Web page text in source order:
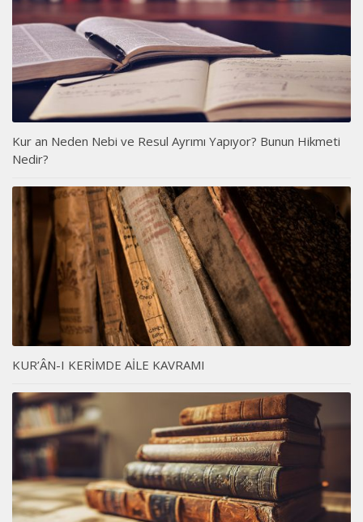
Kur an Neden Nebi ve Resul Ayrımı Yapıyor? Bunun Hikmeti
Nedir?
KUR’ÂN-I KERİMDE AİLE KAVRAMI